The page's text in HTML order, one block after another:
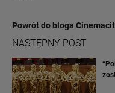
Powrót do bloga
NASTĘPNY POST